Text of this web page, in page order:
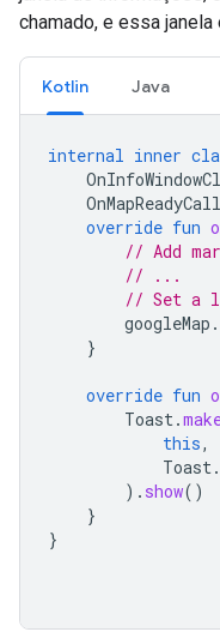
chamado, e essa
Kotlin Java
internal inner
override fun
// Add
// ...
// Set a
googleMap .
}
override fun
Toast.
this,
Toast.
). show()
}
}